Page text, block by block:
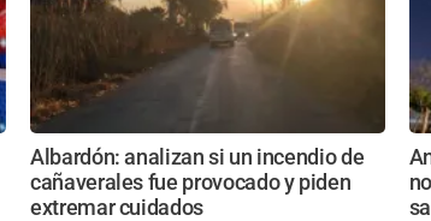
Albardón: analizan si un incendio de
cañaverales fue provocado y piden
extremar cuidados